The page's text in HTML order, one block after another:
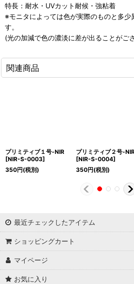
特長：耐水・UVカット耐候・強粘着
※モニタによっては色が実際のものと多少
す。
(光の加減で色の濃淡に差が出ることがご
関連商品
プリミティブ１号-NIR
[NIR-S-0003]
350円(税別)
プリミティブ２号-
[NIR-S-0004]
350円(税別)
最近チェックしたアイテム
ショッピングカート
マイページ
お気に入り